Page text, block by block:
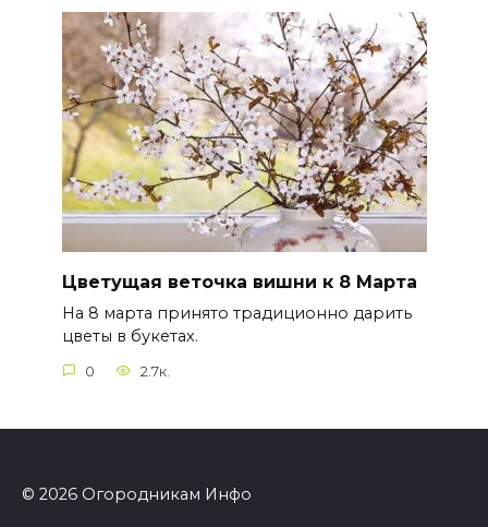
Цветущая веточка вишни к 8 Марта
На 8 марта принято традиционно дарить
цветы в букетах.
0 2.7к.
© 2026 Огородникам Инфо